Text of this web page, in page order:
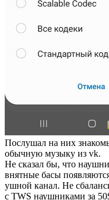
Послушал на них
обычную музыку из vk.
Не сказал бы, что
внятные басы
ушной канал. Не
с TWS наушниками за